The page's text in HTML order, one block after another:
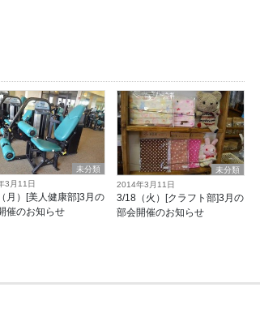
未分類
3月11日
月）[美人健康部]3月の
催のお知らせ
未分類
2014年3月11日
3/18（火）[クラフト部]3月の
部会開催のお知らせ